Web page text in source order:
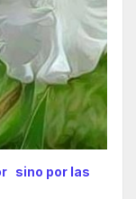
sino por las